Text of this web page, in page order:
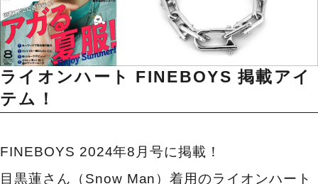
ライオンハート FINEBOYS 掲載アイ
テム！
FINEBOYS 2024年8月号に掲載！
目黒蓮さん（Snow Man）着用のライオンハート